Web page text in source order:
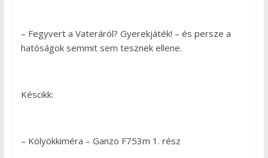
– Fegyvert a Vateráról? Gyerekjáték! – és persze a
hatóságok semmit sem tesznek ellene.
Késcikk:
– Kölyökkiméra – Ganzo F753m 1. rész